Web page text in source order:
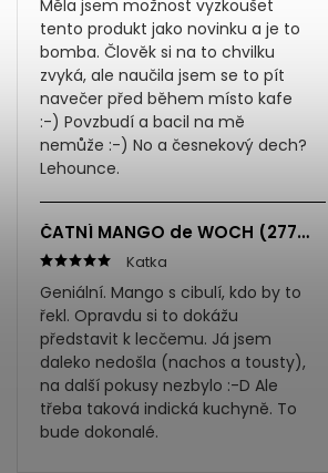
Měla jsem možnost vyzkoušet
tento produkt jako novinku a je to
bomba. Člověk si na to chvilku
zvyká, ale naučila jsem se to pít
navečer před během místo kafe
:-) Povzbudí a bacil na mě
nemůže :-) No a česnekový dech?
Lehounce.
ČATNÍ MANGO de WOCH (277ml)
Katka
Geniální. Mango s cibulí, kdo by to
řekl. Opravdu si to dokážu
představit k lecčemu. Já jsem
daleko nedošla (nachos a tousty),
na další pokusy nezbylo :-D Ale
třeba taková indická kuchyně. To
bude dokonalé.